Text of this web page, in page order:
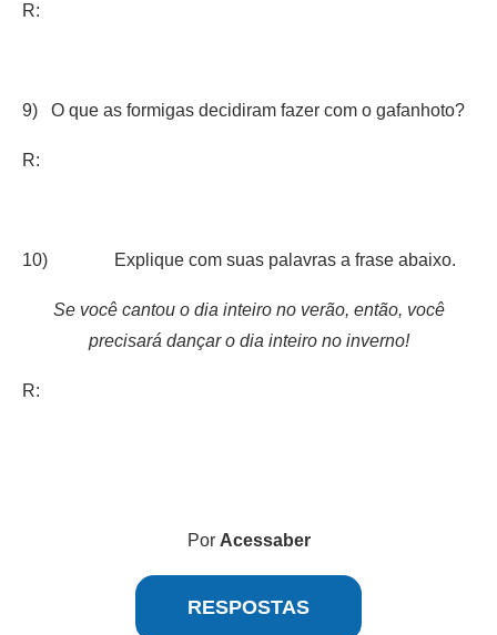
R:
9) O que as formigas decidiram fazer com o gafanhoto?
R:
10) Explique com suas palavras a frase abaixo.
Se você cantou o dia inteiro no verão, então, você
precisará dançar o dia inteiro no inverno!
R:
Por Acessaber
RESPOSTAS